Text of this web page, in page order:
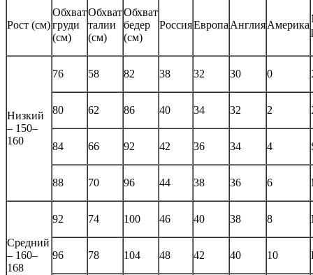
Рост (см)
Обхват
груди
(см)
Обхват
талии
(см)
Обхват
бедер
(см)
РоссияЕвропа АнглияАмерика
Низкий
– 150–
160
76 58 82 38 32 30 0
80 62 86 40 34 32 2
84 66 92 42 36 34 4
88 70 96 44 38 36 6
Средний
– 160–
168
92 74 100 46 40 38 8
96 78 104 48 42 40 10